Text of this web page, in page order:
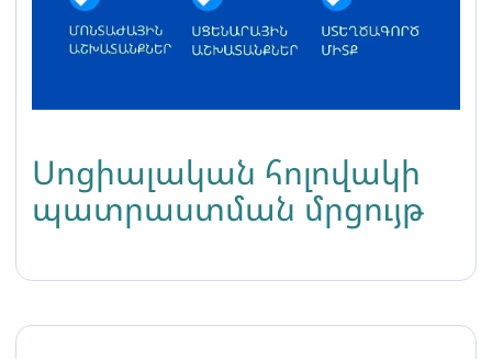
Սոցիալական հոլովակի
պատրաստման մրցույթ